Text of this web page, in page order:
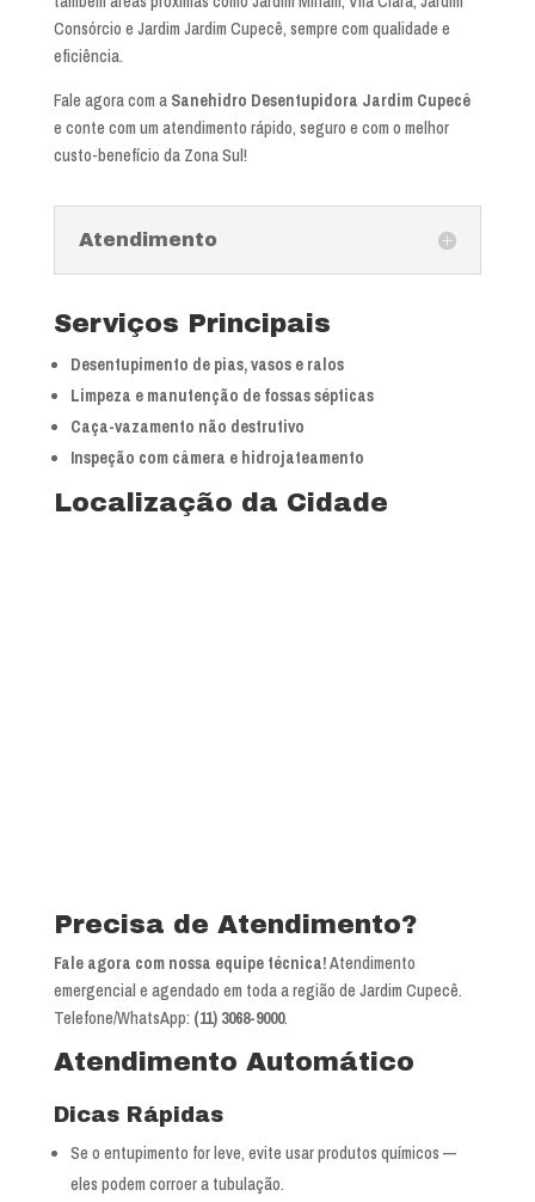
Consórcio e Jardim Jardim Cupecê, sempre com qualidade e
eficiência.
Fale agora com a Sanehidro Desentupidora Jardim Cupecê
e conte com um atendimento rápido, seguro e com o melhor
custo-benefício da Zona Sul!
Atendimento
Serviços Principais
Desentupimento de pias, vasos e ralos
Limpeza e manutenção de fossas sépticas
Caça-vazamento não destrutivo
Inspeção com câmera e hidrojateamento
Localização da Cidade
Precisa de Atendimento?
Fale agora com nossa equipe técnica!Atendimento
emergencial e agendado em toda a região de Jardim Cupecê.
Telefone/WhatsApp: (11) 3068-9000.
Atendimento Automático
Dicas Rápidas
Se o entupimento for leve, evite usar produtos químicos —
eles podem corroer a tubulação.